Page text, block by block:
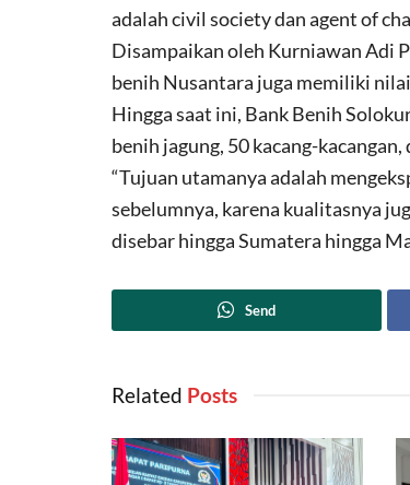
adalah civil society dan agent of
Disampaikan oleh Kurniawan Adi
benih Nusantara juga memiliki
Hingga saat ini, Bank Benih
benih jagung, 50 kacang-
“Tujuan utamanya adalah
sebelumnya, karena kualitasnya
disebar hingga Sumatera hingga
Send
Related ‎ Posts